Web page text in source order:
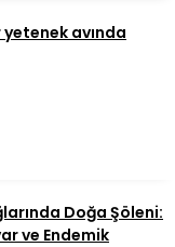
avında
Doğa Şöleni:
ve Endemik